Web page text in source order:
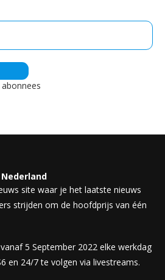
Nederland
site waar je het laatste nieuws
strijden om de hoofdprijs van één
vanaf 5 September 2022 elke werkdag
en 24/7 te volgen via livestreams.